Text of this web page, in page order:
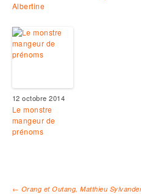
Albertine
12 octobre 2014
Le monstre
mangeur de
prénoms
← Orang et Outang, Matthieu